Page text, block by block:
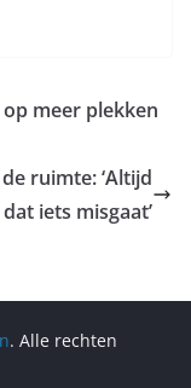
meer plekken
ruimte: ‘Altijd
iets misgaat’
. Alle rechten